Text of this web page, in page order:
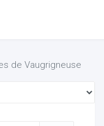
de Vaugrigneuse